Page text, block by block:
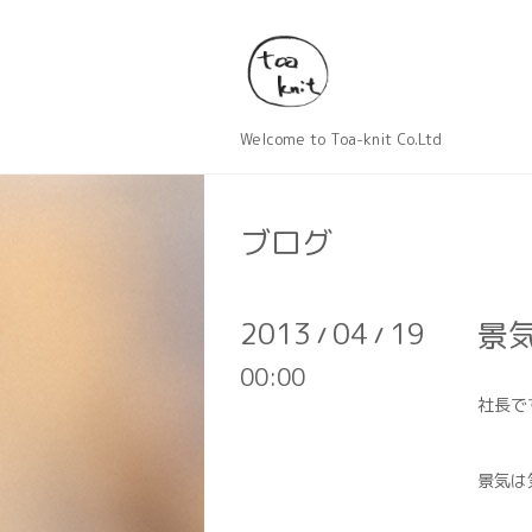
Welcome to Toa-knit Co.Ltd
ブログ
2013 / 04 / 19
00:00
景
社長で
景気は